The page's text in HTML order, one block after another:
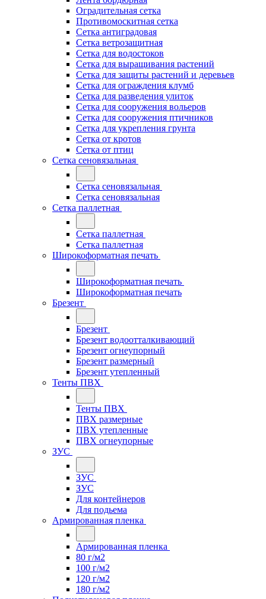
Оградительная сетка
Противомоскитная сетка
Сетка антиградовая
Сетка ветрозащитная
Сетка для водостоков
Сетка для выращивания растений
Сетка для защиты растений и деревьев
Сетка для ограждения клумб
Сетка для разведения улиток
Сетка для сооружения вольеров
Сетка для сооружения птичников
Сетка для укрепления грунта
Сетка от кротов
Сетка от птиц
Сетка сеновязальная
Сетка сеновязальная
Сетка сеновязальная
Сетка паллетная
Сетка паллетная
Сетка паллетная
Широкоформатная печать
Широкоформатная печать
Широкоформатная печать
Брезент
Брезент
Брезент водоотталкивающий
Брезент огнеупорный
Брезент размерный
Брезент утепленный
Тенты ПВХ
Тенты ПВХ
ПВХ размерные
ПВХ утепленные
ПВХ огнеупорные
ЗУС
ЗУС
ЗУС
Для контейнеров
Для подьема
Армированная пленка
Армированная пленка
80 г/м2
100 г/м2
120 г/м2
180 г/м2